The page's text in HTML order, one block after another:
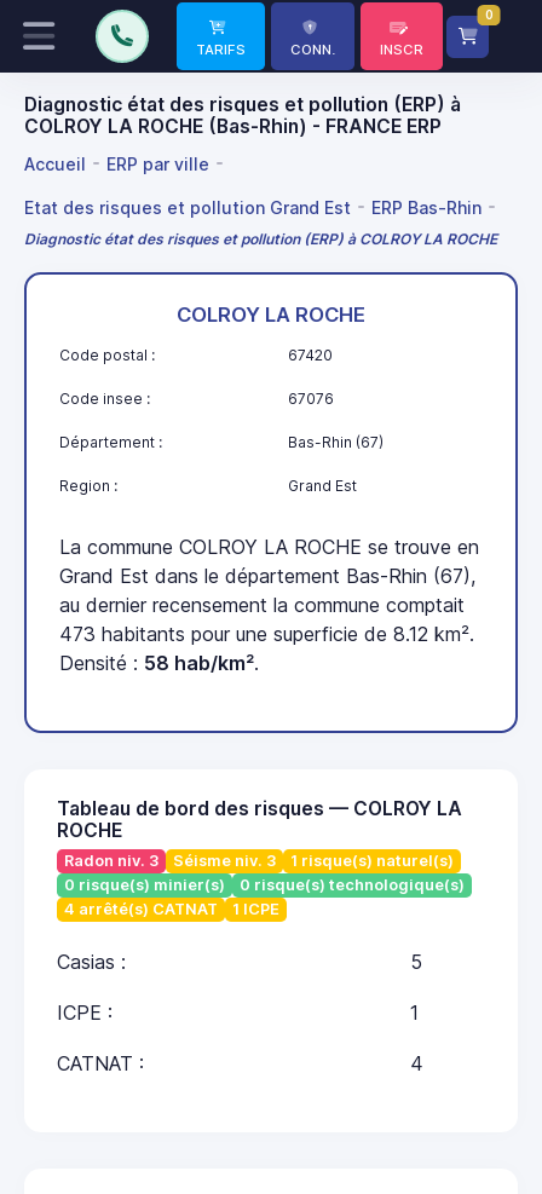
TARIFS CONN. INSCR
0
Diagnostic état des risques et pollution (ERP) à
COLROY LA ROCHE (Bas-Rhin) - FRANCE ERP
Accueil ERP par ville
Etat des risques et pollution Grand Est ERP Bas-Rhin
Diagnostic état des risques et pollution (ERP) à COLROY LA ROCHE
COLROY LA ROCHE
Code postal : 67420
Code insee : 67076
Département : Bas-Rhin (67)
Region : Grand Est
La commune COLROY LA ROCHE se trouve en
Grand Est dans le département Bas-Rhin (67),
au dernier recensement la commune comptait
473 habitants pour une superficie de 8.12 km².
Densité : 58 hab/km².
Tableau de bord des risques — COLROY LA
ROCHE
Radon niv. 3 Séisme niv. 3
1 risque(s) naturel(s)
0 risque(s) minier(s)
0 risque(s) technologique(s)
4 arrêté(s) CATNAT
1 ICPE
Casias : 5
ICPE : 1
CATNAT : 4